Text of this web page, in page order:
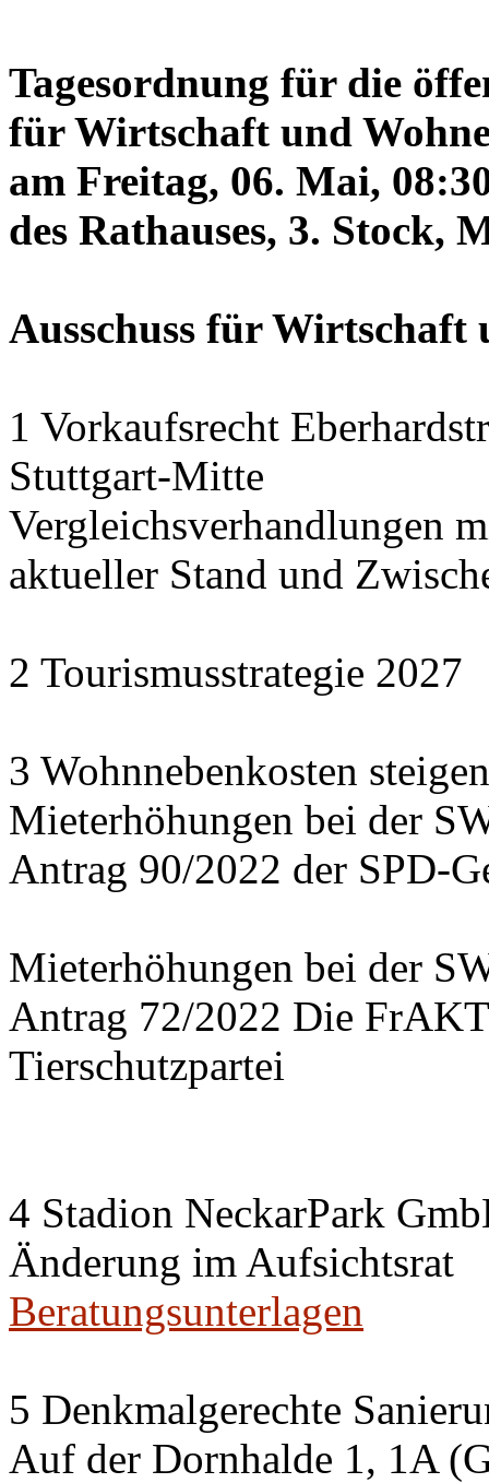
Tagesordnung für die
für Wirtschaft und
am Freitag, 06. Mai,
des Rathauses, 3. Stock,
Ausschuss für Wirtschaft
1 Vorkaufsrecht
Stuttgart-Mitte
Vergleichsverhandlungen
aktueller Stand und
2 Tourismusstrategie 2027
3 Wohnnebenkosten
Mieterhöhungen bei der
Antrag 90/2022 der SPD-
Mieterhöhungen bei der
Antrag 72/2022 Die
Tierschutzpartei
4 Stadion NeckarPark
Änderung im Aufsichtsrat
Beratungsunterlagen
5 Denkmalgerechte
Auf der Dornhalde 1, 1A